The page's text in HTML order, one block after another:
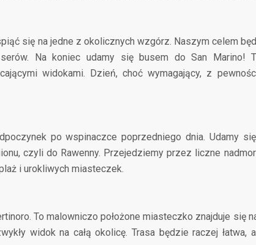
się na jedne z okolicznych wzgórz. Naszym celem
Na koniec udamy się busem do San Marino!
widokami. Dzień, choć wymagający, z
po wspinaczce poprzedniego dnia. Udamy
czyli do Rawenny. Przejedziemy przez liczne
i urokliwych miasteczek.
To malowniczo położone miasteczko znajduje się
widok na całą okolicę. Trasa będzie raczej łatwa,